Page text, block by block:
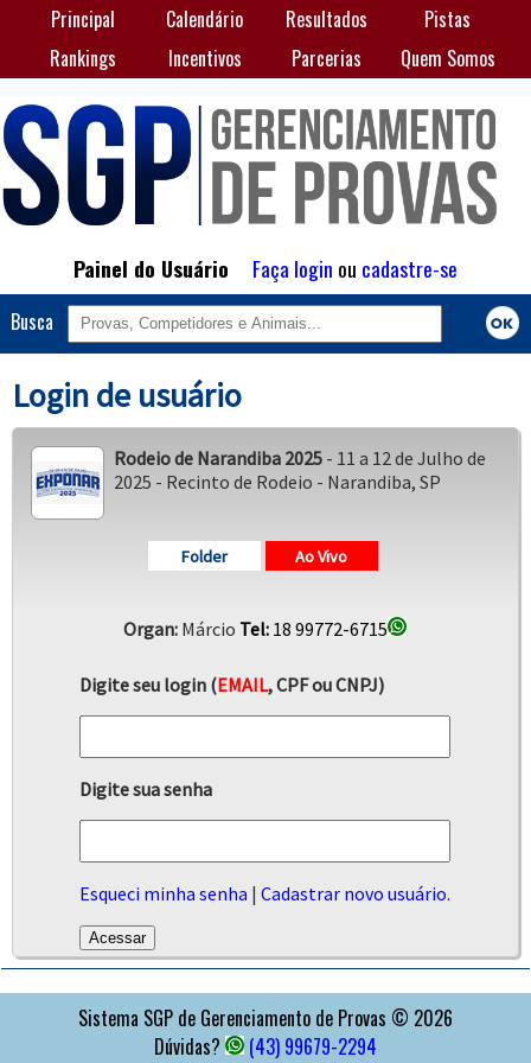
Principal Calendário Resultados
Pistas
Rankings
Incentivos Parcerias Quem Somos
Painel do Usuário Faça login ou cadastre-se
Busca
Login de usuário
Rodeio de Narandiba 2025- 11 a 12 de Julho de
2025 - Recinto de Rodeio - Narandiba, SP
Folder Ao Vivo
Organ: Márcio Tel: 18 99772-6715
Digite seu login (EMAIL, CPF ou CNPJ)
Digite sua senha
Esqueci minha senha |Cadastrar novo usuário.
Sistema SGP de Gerenciamento de Provas © 2026
Dúvidas?
(43) 99679-2294